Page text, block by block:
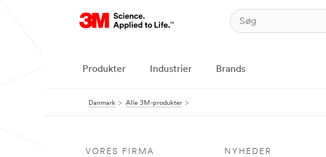
Produkter Industrier Brands
Danmark Alle 3M-produkter
VORES FIRMA NYHEDER